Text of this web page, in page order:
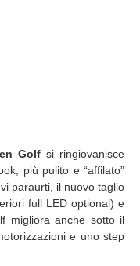
Golf si ringiovanisce
più pulito e “affilato”
paraurti, il nuovo taglio
full LED optional) e
migliora anche sotto il
e uno step